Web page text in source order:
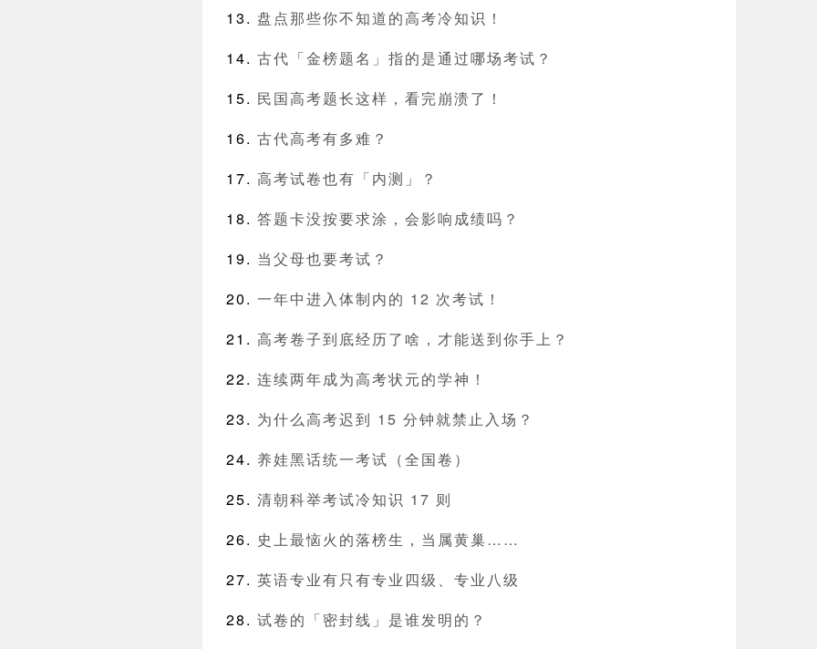
盘点那些你不知道的高考冷知识！
古代「金榜题名」指的是通过哪场考试？
民国高考题长这样，看完崩溃了！
古代高考有多难？
高考试卷也有「内测」？
答题卡没按要求涂，会影响成绩吗？
当父母也要考试？
一年中进入体制内的 12 次考试！
高考卷子到底经历了啥，才能送到你手上？
连续两年成为高考状元的学神！
为什么高考迟到 15 分钟就禁止入场？
养娃黑话统一考试（全国卷）
清朝科举考试冷知识 17 则
史上最恼火的落榜生，当属黄巢……
英语专业有只有专业四级、专业八级
试卷的「密封线」是谁发明的？